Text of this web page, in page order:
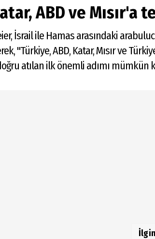
ABD ve Mısır'a
İsrail ile Hamas arasındaki
"Türkiye, ABD, Katar, Mısır ve
atılan ilk önemli adımı mümkün